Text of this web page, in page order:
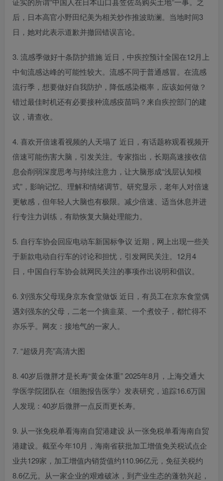
后，日本高官小野田纪美为相关炒作推波助澜。当地时间3
日，她对此表示道歉并撤回错误言论。
3. 流感季做好十条防护措施 近日，中疾控预计全国在12月上
中旬流感达峰的可能性较大。流感不同于普通感冒。在流感
流行季，想要做好自我防护，降低感染概率，应该如何做？
错过最佳时机还有必要接种流感疫苗吗？来自疾控部门的建
议，请查收。
4. 喜欢开倍速看视频的人天塌了 近日，有话题称观看视频开
倍速可能伤害大脑，引发关注。专家指出，长期高速接收信
息会削弱深度思考与持续注意力，让大脑形成“浅层认知模
式”，影响记忆、理解和情绪调节。研究显示，老年人对倍速
更敏感，但年轻人大脑也有极限。减少倍速、适当休息并进
行专注力训练，有助恢复大脑处理能力。
5. 自行车协会回应电动车新国标争议 近期，网上出现一些关
于新款电动自行车的讨论和担忧，引发网民关注。12月4
日，中国自行车协会就网民关注的事项作出说明和倡议。
6. 刘强东父母现身京东食堂做饭 近日，有员工在京东食堂偶
遇刘强东的父母，二老一个摘韭菜、一个煮饺子，都忙得不
亦乐乎。网友：接地气的一家人。
7. “超级月亮”高清大图
8. 40岁后微胖才是长寿“黄金体重” 2025年8月，上海交通大
学医学院团队在《细胞报告医学》发表研究，追踪16.6万国
人发现：40岁后微胖一点反而更长寿。
9. 从一张免税单看海南自贸港建设 从一张免税单看海南自贸
港建设。截至今年10月，海南省获批加工增值免关税试点企
业共129家，加工增值内销货值约110.96亿元，免征关税约
8.6亿元。从一家企业的艰难破冰，到产业生态的蓬勃兴起，